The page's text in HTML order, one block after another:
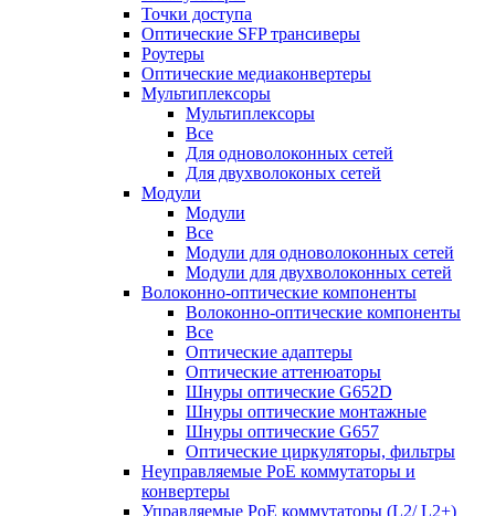
Точки доступа
Оптические SFP трансиверы
Роутеры
Оптические медиаконвертеры
Мультиплексоры
Мультиплексоры
Все
Для одноволоконных сетей
Для двухволоконых сетей
Модули
Модули
Все
Модули для одноволоконных сетей
Модули для двухволоконных сетей
Волоконно-оптические компоненты
Волоконно-оптические компоненты
Все
Оптические адаптеры
Оптические аттенюаторы
Шнуры оптические G652D
Шнуры оптические монтажные
Шнуры оптические G657
Оптические циркуляторы, фильтры
Неуправляемые PoE коммутаторы и
конвертеры
Управляемые PoE коммутаторы (L2/ L2+)